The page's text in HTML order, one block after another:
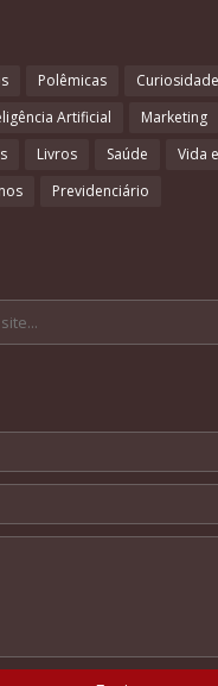
Polêmicas
Artificial Marketing
Livros Saúde
Vida
Previdenciário